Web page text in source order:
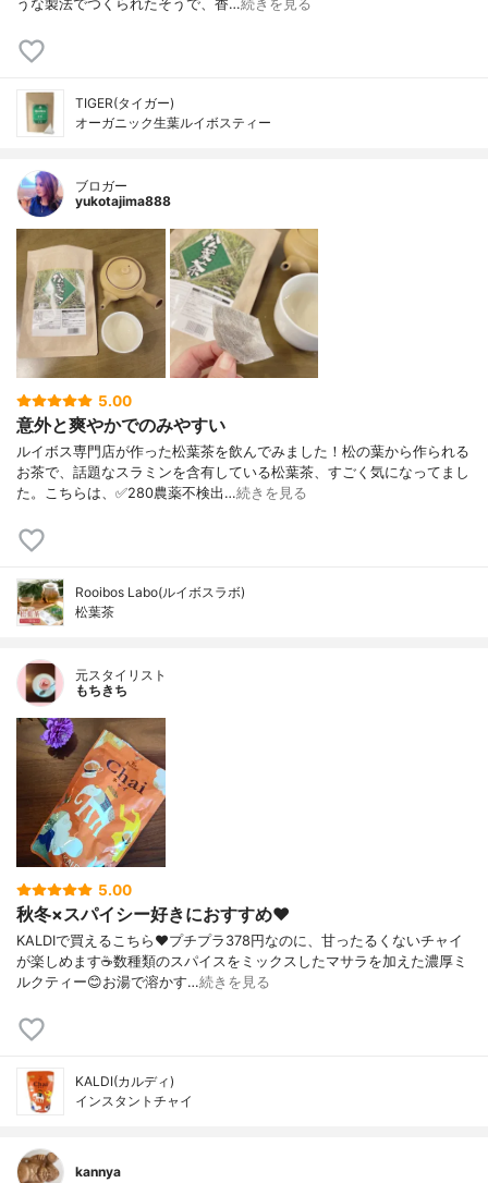
うな製法でつくられたそうで、香…続きを見る
TIGER(タイガー)
オーガニック生葉ルイボスティー
ブロガー
yukotajima888
5.00
意外と爽やかでのみやすい
ルイボス専門店が作った松葉茶を飲んでみました！松の葉から作られる
お茶で、話題なスラミンを含有している松葉茶、すごく気になってまし
た。こちらは、✅280農薬不検出…続きを見る
Rooibos Labo(ルイボスラボ)
松葉茶
元スタイリスト
もちきち
5.00
秋冬×スパイシー好きにおすすめ❤️
KALDIで買えるこちら❤️プチプラ378円なのに、甘ったるくないチャイ
が楽しめます☕数種類のスパイスをミックスしたマサラを加えた濃厚ミ
ルクティー😊お湯で溶かす…続きを見る
KALDI(カルディ)
インスタントチャイ
kannya